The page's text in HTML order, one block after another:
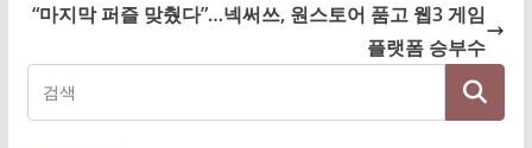
“마지막 퍼즐 맞췄다”…넥써쓰, 원스토어 품고 웹3 게임
플랫폼 승부수